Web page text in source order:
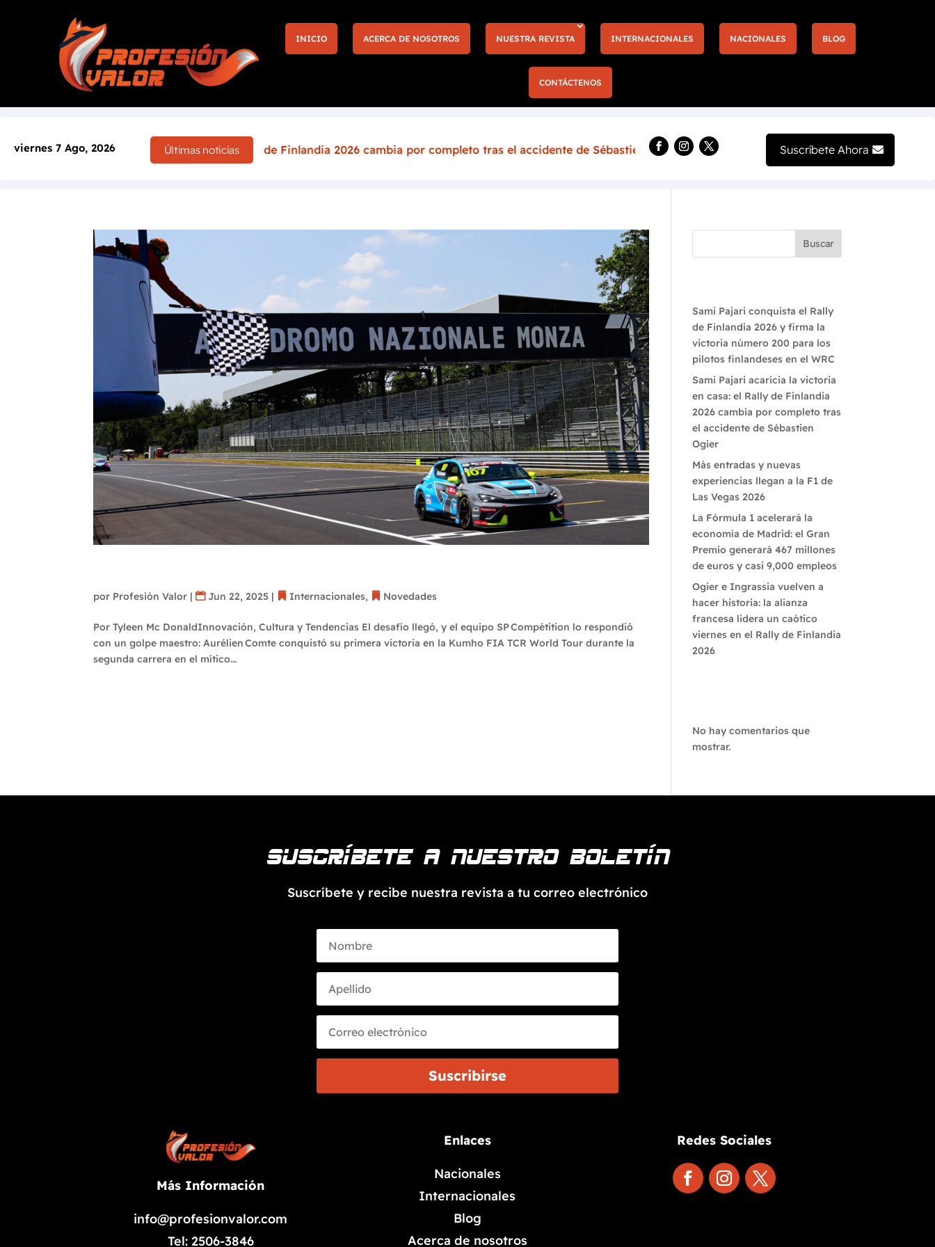
INICIO ACERCA DE NOSOTROS NUESTRA REVISTA INTERNACIONALES NACIONALES BLOG
CONTÁCTENOS
viernes 7 Ago, 2026 Últimas noticias
victoria en casa: el Rally de Finlandia 2026 cambia por completo tras el accidente de Sébastien Ogier Más entradas y nuevas experiencias llegan a la F1 de Las
Suscríbete Ahora
por Profesión Valor | Jun 22, 2025 | Internacionales, Novedades
Por Tyleen Mc DonaldInnovación, Cultura y Tendencias El desafío llegó, y el equipo SP Compétition lo respondió
con un golpe maestro: Aurélien Comte conquistó su primera victoria en la Kumho FIA TCR World Tour durante la
segunda carrera en el mítico...
Buscar
Sami Pajari conquista el Rally
de Finlandia 2026 y firma la
victoria número 200 para los
pilotos finlandeses en el WRC
Sami Pajari acaricia la victoria
en casa: el Rally de Finlandia
2026 cambia por completo tras
el accidente de Sébastien
Ogier
Más entradas y nuevas
experiencias llegan a la F1 de
Las Vegas 2026
La Fórmula 1 acelerará la
economía de Madrid: el Gran
Premio generará 467 millones
de euros y casi 9,000 empleos
Ogier e Ingrassia vuelven a
hacer historia: la alianza
francesa lidera un caótico
viernes en el Rally de Finlandia
2026
No hay comentarios que
mostrar.
Suscríbete a nuestro boletín
Suscríbete y recibe nuestra revista a tu correo electrónico
Suscribirse
Más Información
info@profesionvalor.com
Tel: 2506-3846
Enlaces
Nacionales
Internacionales
Blog
Acerca de nosotros
Redes Sociales